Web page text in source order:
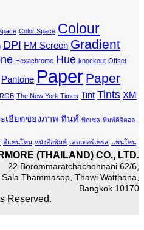
Color Space Colour
DPI FM Screen Gradient
Hexachrome Hue knockout Offset
Pantone Paper Paper
RGB The New York Times Tint Tints XM
เอียดของภาพ ทินท์ พิกเซล พิมพ์ดิจิตอล
สีแพนโทน หนังสือพิมพ์ เลตเตอร์เพรส แพนโทน
(THAILAND) CO., LTD.
22 Borommaratchachonnani 62/6,
Sala Thammasop, Thawi Watthana,
Bangkok 10170
Reserved.